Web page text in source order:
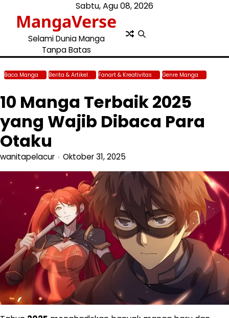
content
Sabtu, Agu 08, 2026
MangaVerse
Selami Dunia Manga
Tanpa Batas
Baca Manga Berita & Artikel Fanart & Kreativitas Genre Manga
10 Manga Terbaik 2025
yang Wajib Dibaca Para
Otaku
wanitapelacur Oktober 31, 2025